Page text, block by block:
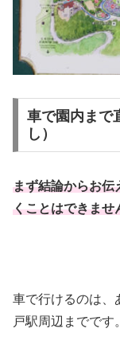
車で園内まで
し）
まず結論からお伝
くことはできませ
車で行けるのは、
戸駅周辺までです。